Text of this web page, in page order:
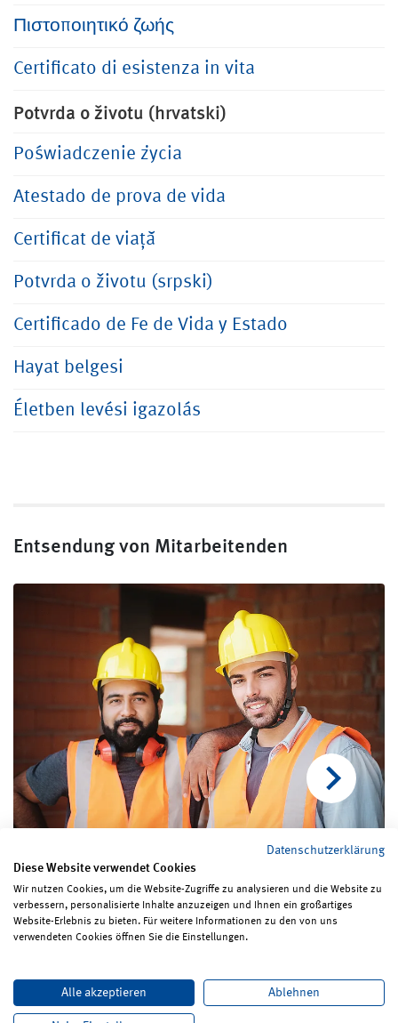
Πιστοποιητικό ζωής
Certificato di esistenza in vita
Potvrda o životu (hrvatski)
Poświadczenie życia
Atestado de prova de vida
Certificat de viață
Potvrda o životu (srpski)
Certificado de Fe de Vida y Estado
Hayat belgesi
Életben levési igazolás
Entsendung von Mitarbeitenden
Seite teilen Seite drucken
Erklärung zur Barrierefreiheit
ReadSpeaker
Bildrechte
Datenschutzerklärung
Diese Website verwendet Cookies
Wir nutzen Cookies, um die Website-Zugriffe zu analysieren und die Website zu
verbessern, personalisierte Inhalte anzuzeigen und Ihnen ein großartiges
Website-Erlebnis zu bieten. Für weitere Informationen zu den von uns
verwendeten Cookies öffnen Sie die Einstellungen.
Alle akzeptieren Ablehnen